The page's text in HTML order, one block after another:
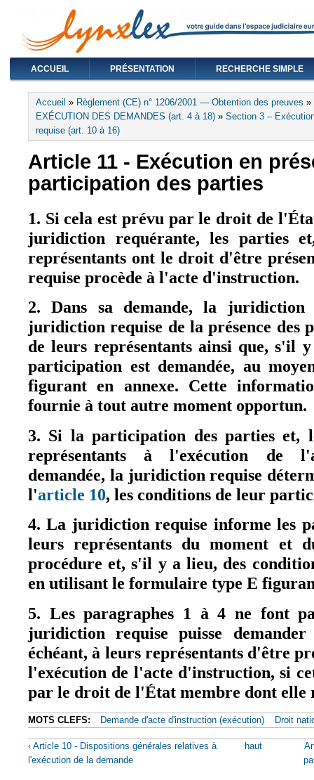
ACCUEIL PRÉSENTATION RECHERCHE SIMPLE
Vous êtes ici
Accueil » Règlement (CE) n° 1206/2001 — Obtention des preuves »
EXÉCUTION DES DEMANDES (art. 4 à 18) » Section 3 –
requise (art. 10 à 16)
Article 11 - Exécution en
participation des parties
1. Si cela est prévu par le droit de
juridiction requérante, les parties
représentants ont le droit d'être
requise procède à l'acte d'instruction.
2. Dans sa demande, la
juridiction requise de la présence des
de leurs représentants ainsi que, s'il
participation est demandée, au
figurant en annexe. Cette
fournie à tout autre moment opportun.
3. Si la participation des parties et,
représentants à l'exécution de
demandée, la juridiction requise
l'article 10, les conditions de leur
4. La juridiction requise informe les
leurs représentants du moment et
procédure et, s'il y a lieu, des
en utilisant le formulaire type E
5. Les paragraphes 1 à 4 ne font
juridiction requise puisse
échéant, à leurs représentants d'être
l'exécution de l'acte d'instruction, si
par le droit de l'État membre dont elle
MOTS CLEFS: Demande d'acte d'instruction (exécution) Droit
‹ Article 10 - Dispositions générales relatives à
l'exécution de la demande
haut